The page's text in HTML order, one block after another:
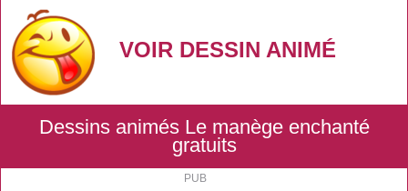
VOIR DESSIN ANIMÉ
Dessins animés Le manège enchanté
gratuits